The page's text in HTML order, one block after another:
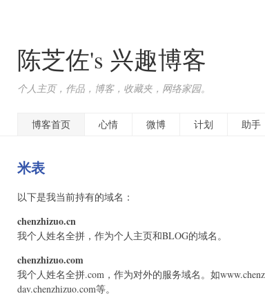
陈芝佐's 兴趣博客
个人主页，作品，博客，收藏夹，网络家园。
博客首页 心情 微博 计划 助手
米表
以下是我当前持有的域名：
chenzhizuo.cn
我个人姓名全拼，作为个人主页和BLOG的域名。
chenzhizuo.com
我个人姓名全拼.com，作为对外的服务域名。如
dav.chenzhizuo.com等。